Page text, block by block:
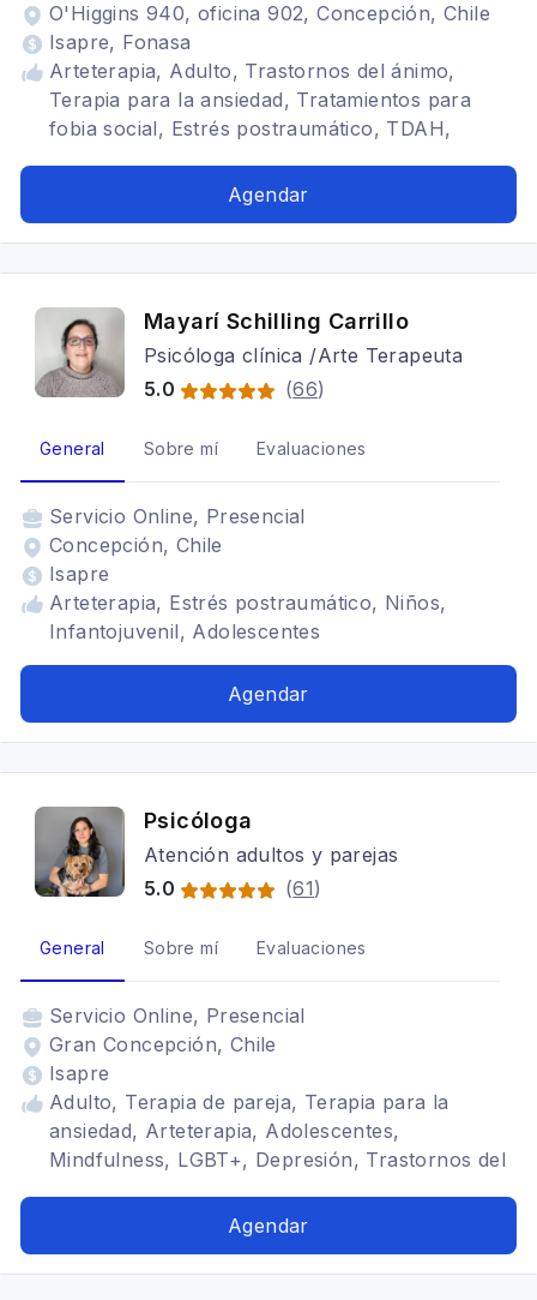
O'Higgins 940, oficina 902, Concepción, Chile
Isapre, Fonasa
Arteterapia, Adulto, Trastornos del ánimo,
Terapia para la ansiedad, Tratamientos para
fobia social, Estrés postraumático, TDAH,
Agendar
Mayarí Schilling Carrillo
Psicóloga clínica /Arte Terapeuta
5.0
(66)
General Sobre mí Evaluaciones
Servicio Online, Presencial
Concepción, Chile
Isapre
Arteterapia, Estrés postraumático, Niños,
Infantojuvenil, Adolescentes
Agendar
Psicóloga
Atención adultos y parejas
5.0
(61)
General Sobre mí Evaluaciones
Servicio Online, Presencial
Gran Concepción, Chile
Isapre
Adulto, Terapia de pareja, Terapia para la
ansiedad, Arteterapia, Adolescentes,
Mindfulness, LGBT+, Depresión, Trastornos del
Agendar